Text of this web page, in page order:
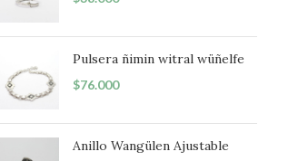
Pulsera ñimin witral wüñelfe
$76.000
Anillo Wangülen Ajustable